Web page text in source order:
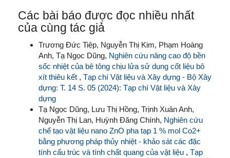
Các bài báo được đọc nhiều nhất
của cùng tác giả
Trương Đức Tiệp, Nguyễn Thị Kim, Phạm Hoàng
Anh, Tạ Ngọc Dũng, Nghiên cứu nâng cao độ bền
sốc nhiệt của bê tông chịu lửa sử dụng cốt liệu bô
xít thiêu kết , Tạp chí Vật liệu và Xây dựng - Bộ Xây
dựng: T. 14 S. 05 (2024): Tạp chí Vật liệu và Xây
dựng
Tạ Ngọc Dũng, Lưu Thị Hồng, Trịnh Xuân Anh,
Nguyễn Thị Lan, Huỳnh Đăng Chính, Nghiên cứu
chế tạo vật liệu nano ZnO pha tạp 1 % mol Co2+
bằng phương pháp thủy nhiệt - khảo sát các đặc
tính cấu trúc và tính chất quang của vật liệu , Tạp